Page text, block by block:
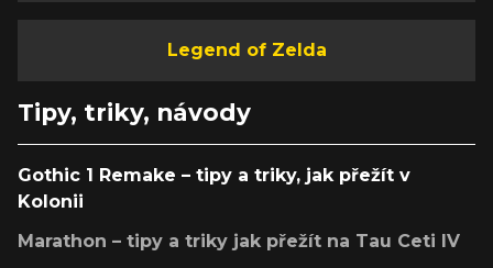
Legend of Zelda
Tipy, triky, návody
Gothic 1 Remake – tipy a triky, jak přežít v
Kolonii
Marathon – tipy a triky jak přežít na Tau Ceti IV